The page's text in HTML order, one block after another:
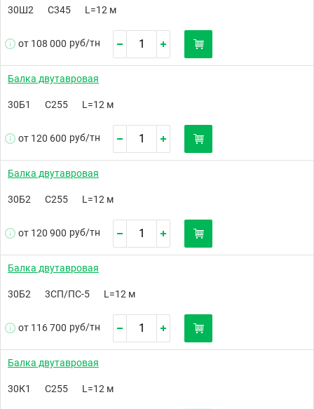
30Ш2 С345 L=12 м
от 108 000 руб/тн
Балка двутавровая
30Б1 С255 L=12 м
от 120 600 руб/тн
Балка двутавровая
30Б2 С255 L=12 м
от 120 900 руб/тн
Балка двутавровая
30Б2 3СП/ПС-5 L=12 м
от 116 700 руб/тн
Балка двутавровая
30К1 С255 L=12 м